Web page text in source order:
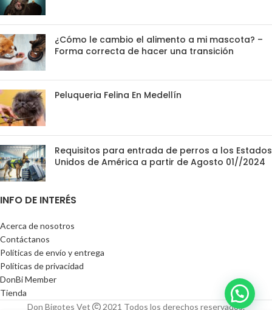
¿Cómo le cambio el alimento a mi mascota? –
Forma correcta de hacer una transición
Peluqueria Felina En Medellín
Requisitos para entrada de perros a los Estados
Unidos de América a partir de Agosto 01//2024
INFO DE INTERÉS
Acerca de nosotros
Contáctanos
Políticas de envío y entrega
Políticas de privacidad
DonBi Member
Tienda
Don Bigotes Vet
2021 Todos los derechos reservados.